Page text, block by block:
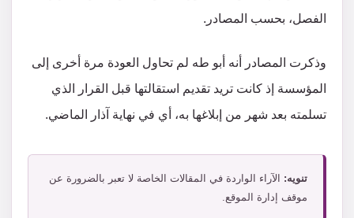
الفصل، بحسب المصادر.
وذكرت المصادر أنه أبو طه لم تحاول العودة مرة أخرى إلى
المؤسسة إذ كانت تريد تقديم استقالتها قبل القرار الذي
تسلمته بعد شهر من إبلاغها به، أي في نهاية آذار الماضي.
تنويه: الآراء الواردة في المقالات الخاصة لا تعبر بالضرورة عن
موقف إدارة الموقع.